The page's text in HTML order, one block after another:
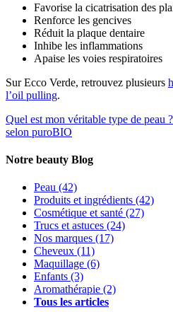
Favorise la cicatrisation des
Renforce les gencives
Réduit la plaque dentaire
Inhibe les inflammations
Apaise les voies respiratoires
Sur Ecco Verde, retrouvez plusieurs
l’oil pulling.
Quel est mon véritable type de peau ?
selon puroBIO
Notre beauty Blog
Peau (42)
Produits et ingrédients (42)
Cosmétique et santé (27)
Trucs et astuces (24)
Nos marques (17)
Cheveux (11)
Maquillage (6)
Enfants (3)
Aromathérapie (2)
Tous les articles